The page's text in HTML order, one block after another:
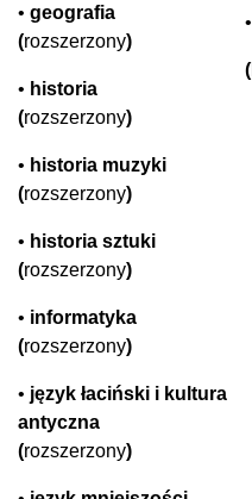
• geografia
(rozszerzony)
• historia
(rozszerzony)
• historia muzyki
(rozszerzony)
• historia sztuki
(rozszerzony)
• informatyka
(rozszerzony)
• język łaciński i kultura
antyczna
(rozszerzony)
•
(